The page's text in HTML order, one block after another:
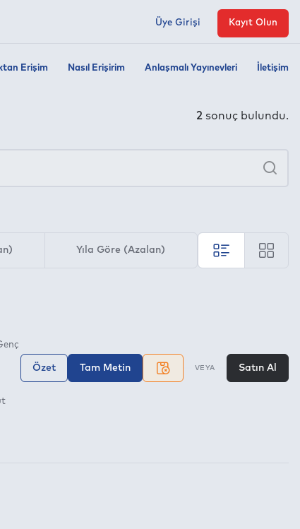
Erişim Nasıl Erişirim Anlaşmalı Yayınevleri İletişim
Üye Girişi Kayıt Olun
2 sonuç bulundu.
Ara
Yıla Göre (Azalan)
Özet Tam Metin VEYA Satın Al